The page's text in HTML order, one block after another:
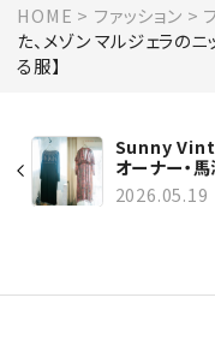
HOME ファッション
た、メゾン マルジェラのニ
る服】
Sunny
オーナー・
子さんの私物
介【ファッシ
2026.05.19